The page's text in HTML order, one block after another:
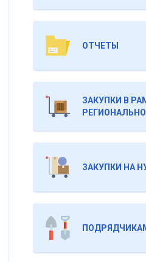
ОТЧЕТЫ
ЗАКУПКИ В
ЗАКУПКИ НА